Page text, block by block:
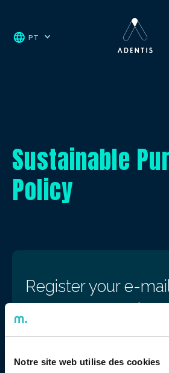
Notre site web utilise des cookies
PT
Sustainable
Policy
Register your e-